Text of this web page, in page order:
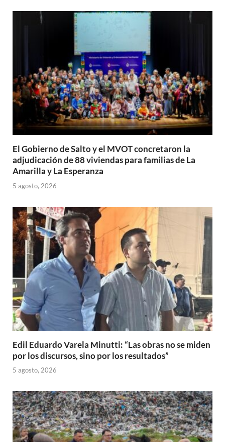
A o
ar
El Gobierno de Salto y el MVOT concretaron la
adjudicación de 88 viviendas para familias de La
Amarilla y La Esperanza
5 agosto, 2026
Edil Eduardo Varela Minutti: “Las obras no se miden
por los discursos, sino por los resultados”
5 agosto, 2026